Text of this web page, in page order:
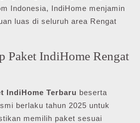
Indonesia, IndiHome menjamin
luas di seluruh area Rengat
Paket IndiHome Rengat
IndiHome Terbaru beserta
berlaku tahun 2025 untuk
memilih paket sesuai